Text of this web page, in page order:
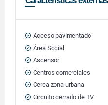
Acceso pavimentado
Área Social
Ascensor
Centros comerciales
Cerca zona urbana
Circuito cerrado de TV